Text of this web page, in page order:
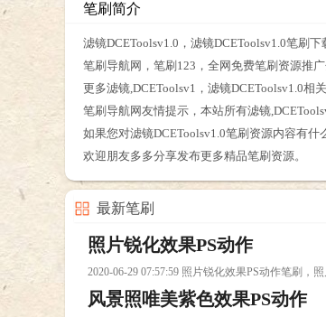
笔刷简介
滤镜DCEToolsv1.0，滤镜DCEToolsv1.0笔刷
笔刷导航网，笔刷123，全网免费笔刷资源推广
更多滤镜,DCEToolsv1，滤镜DCEToolsv1.0相
笔刷导航网友情提示，本站所有滤镜
如果您对滤镜DCEToolsv1.0笔刷资源内容有什
欢迎朋友多多分享发布更多精品笔刷资源。
最新笔刷
照片锐化效果PS动作
2020-06-29 07:57:59 照片锐化效果PS动作笔刷，
风景照唯美紫色效果PS动作